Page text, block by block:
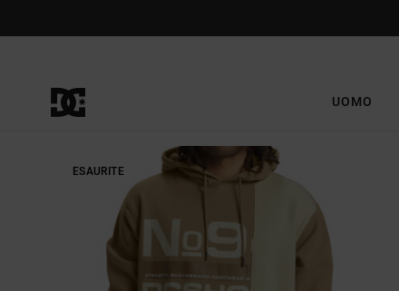
UOMO
ESAURITE